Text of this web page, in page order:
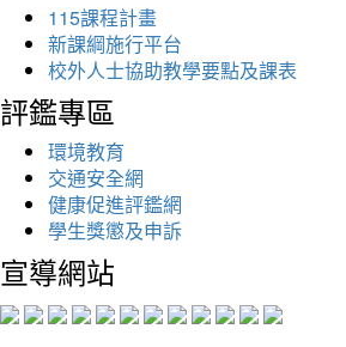
115課程計畫
新課綱施行平台
校外人士協助教學要點及課表
評鑑專區
環境教育
交通安全網
健康促進評鑑網
學生獎懲及申訴
宣導網站